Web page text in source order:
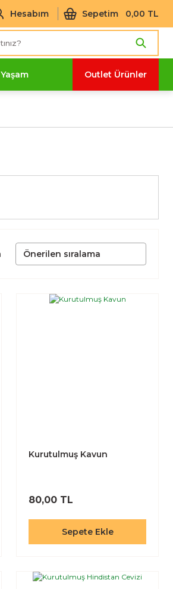
Hesabım Sepetim 0,00 TL
Outlet Ürünler
Kurutulmuş Kavun
80,00 TL
Sepete Ekle